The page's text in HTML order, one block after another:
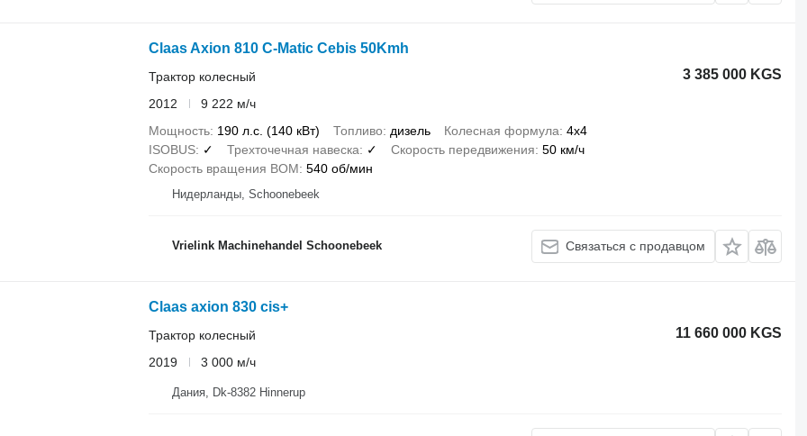
Claas Axion 810 C-Matic Cebis 50Kmh
3 385 000 KGS
Трактор колесный
2012
9 222 м/ч
Мощность 190 л.с. (140 кВт) Топливо дизель Колесная формула 4x4
ISOBUS
✓ Трехточечная навеска ✓ Скорость передвижения 50 км/ч
Скорость вращения ВОМ 540 об/мин
Нидерланды, Schoonebeek
Vrielink Machinehandel Schoonebeek Связаться с продавцом
Claas axion 830 cis+
11 660 000 KGS
Трактор колесный
2019
3 000 м/ч
Дания, Dk-8382 Hinnerup